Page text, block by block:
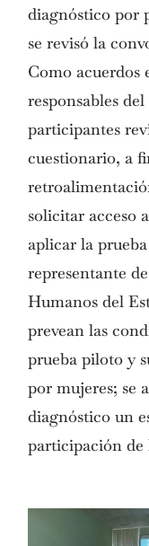
diagnóstico por
se revisó la
Como acuerdos
responsables
participantes
cuestionario, a
solicitar acceso
aplicar la
representante
Humanos del
prevean las
prueba piloto y
por mujeres; se
diagnóstico un
participación